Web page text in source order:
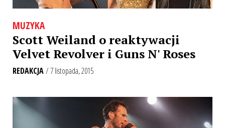
MUZYKA
Scott Weiland o reaktywacji
Velvet Revolver i Guns N' Roses
REDAKCJA/ 7 listopada, 2015